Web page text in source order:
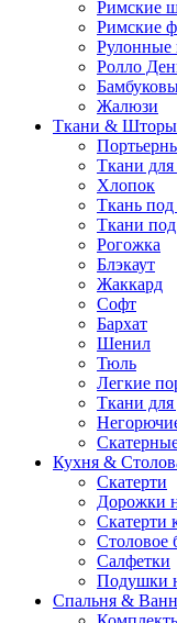
Римские
Римские
Ролло
Жалюзи
Ткани & Шторы
Ткани
Хлопок
Ткань
Ткани
Рогожка
Блэкаут
Жаккард
Софт
Бархат
Шенил
Тюль
Легкие
Ткани для
Кухня &
Скатерти
Дорожки
Скатерти
Столовое
Салфетки
Подушки
Спальня &